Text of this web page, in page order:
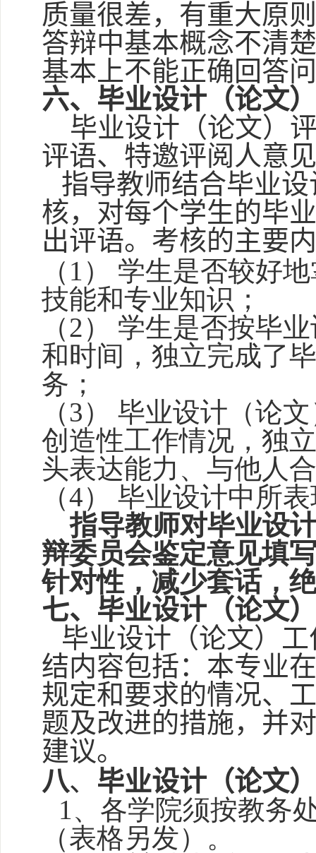
质量很差，有重大原
答辩中基本概念不清
基本上不能正确回答
六、 毕业设计（论文
毕业设计（论文）
评语、特邀评阅人意
指导教师结合毕业
核，对每个学生的毕
出评语。考核的主要
（1） 学生是否较好
技能和专业知识；
（2） 学生是否按毕
和时间，独立完成了
务；
（3） 毕业设计（论
创造性工作情况，独
头表达能力、与他人
（4） 毕业设计中所
指导教师对毕业设
辩委员会鉴定意见填
针对性，减少套话，
七、毕业设计（论文
毕业设计（论文）
结内容包括：本专业
规定和要求的情况、
题及改进的措施，并
建议。
八、 毕业设计（论文
1、各学院须按教务
（表格另发）。